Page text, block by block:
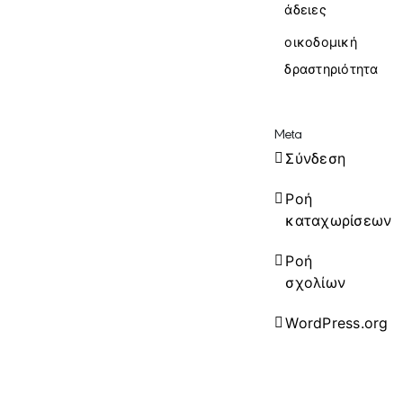
άδειες
οικοδομική
δραστηριότητα
Meta
Σύνδεση
Ροή
καταχωρίσεων
Ροή
σχολίων
WordPress.org